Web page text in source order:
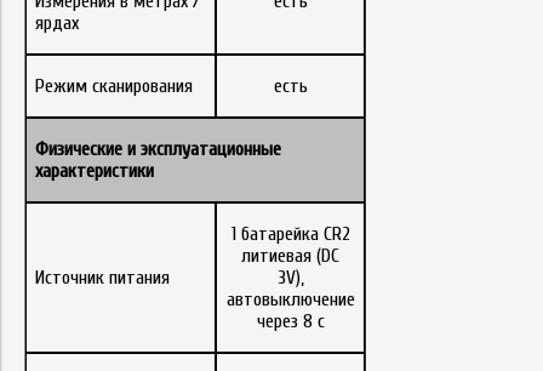
ярдах
Режим сканирования есть
Физические и эксплуатационные
характеристики
Источник питания
1 батарейка CR2
литиевая (DC
3V),
автовыключение
через 8 с